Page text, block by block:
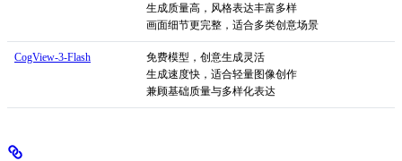
生成质量高，风格表达丰富多样
画面细节更完整，适合多类创意场景
CogView-3-Flash
免费模型，创意生成灵活
生成速度快，适合轻量图像创作
兼顾基础质量与多样化表达